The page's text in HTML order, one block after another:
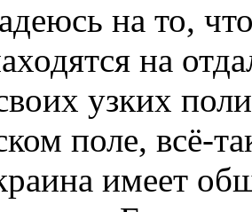
на то,
на
узких
поле, всё-
имеет